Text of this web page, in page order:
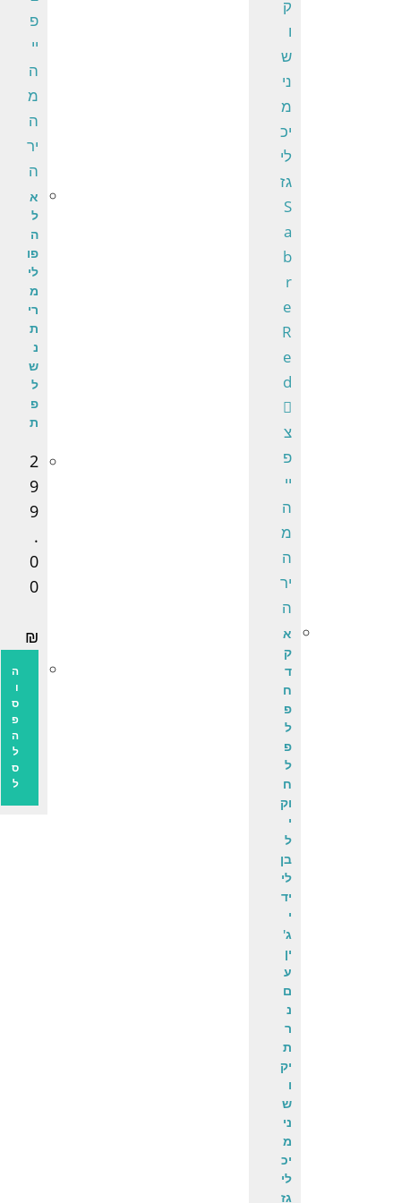
צ
פ
יי
ה
מ
ה
יר
ה
א
ק
ד
ח
פ
ל
פ
ל
ח
וק
י
ל
בן
לי
יד
י
ג'
ין
ע
ם
נ
ר
ת
יק
ו
ש
ני
מ
יכ
לי
גז
פ
יי
ה
מ
ה
יר
ה
א
ל
ה
פו
לי
מ
רי
ת
נ
ש
ל
פ
ת
2
9
9
.
0
0
₪
ה
ו
ס
פ
ה
ל
ס
ל